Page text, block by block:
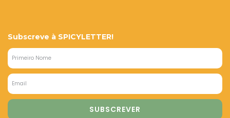
Subscreve à SPICYLETTER!
SUBSCREVER